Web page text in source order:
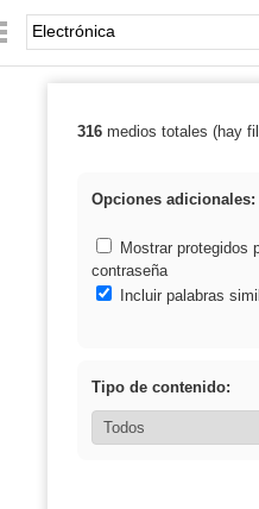
Palabra o frase:
Resultados de:
316medios totales (hay
Opciones adicionales:
Mostrar protegidos
contraseña
Incluir palabras
Tipo de contenido: